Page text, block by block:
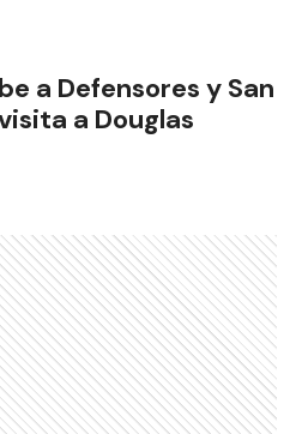
a Defensores y San
a Douglas